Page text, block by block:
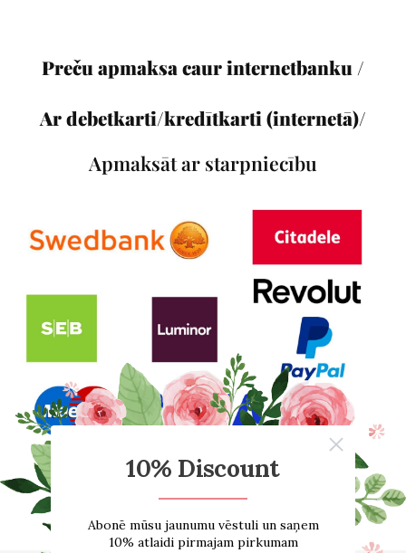
Preču apmaksa caur internetbanku /
Ar debetkarti/kredītkarti (internetā)/
Apmaksāt ar starpniecību